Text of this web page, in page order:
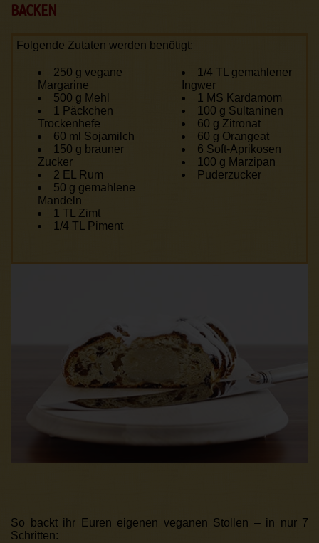
BACKEN
Folgende Zutaten werden benötigt:
250 g vegane
Margarine
500 g Mehl
1 Päckchen
Trockenhefe
60 ml Sojamilch
150 g brauner
Zucker
2 EL Rum
50 g gemahlene
Mandeln
1 TL Zimt
1/4 TL Piment
1/4 TL gemahlener
Ingwer
1 MS Kardamom
100 g Sultaninen
60 g Zitronat
60 g Orangeat
6 Soft-Aprikosen
100 g Marzipan
Puderzucker
So backt ihr Euren eigenen veganen Stollen – in nur 7
Schritten: